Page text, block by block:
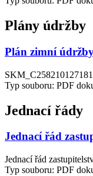
Plány údržby
Plán zimní
Typ souboru: PDF
Jednací řády
Jednací řád
Jednací řád
Typ souboru: PDF